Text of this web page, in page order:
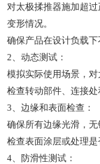
对太极揉推器施加超
变形情况。
确保产品在设计负载下
2、动态测试：
模拟实际使用场景，对
检查转动部件、连接处
3、边缘和表面检查：
确保所有边缘光滑，无
检查表面涂层或处理是
4、防滑性测试：